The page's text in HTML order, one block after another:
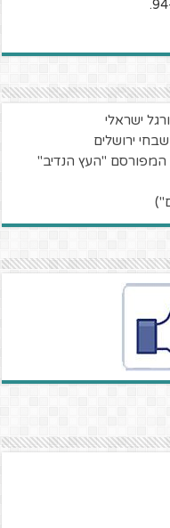
ירושלים
המפורסם "העץ הנדיב"